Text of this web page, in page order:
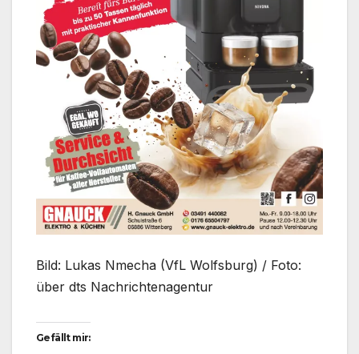
Bild: Lukas Nmecha (VfL Wolfsburg) / Foto:
über dts Nachrichtenagentur
Gefällt mir: